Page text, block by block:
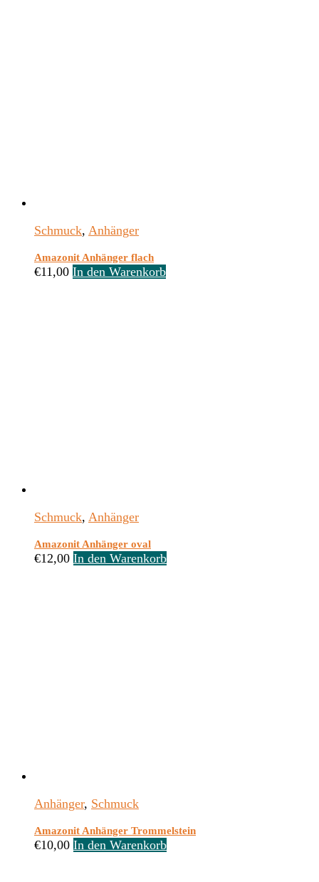
Schmuck, Anhänger
Amazonit Anhänger flach
€11,00 In den Warenkorb
Schmuck, Anhänger
Amazonit Anhänger oval
€12,00 In den Warenkorb
Anhänger, Schmuck
Amazonit Anhänger Trommelstein
€10,00 In den Warenkorb